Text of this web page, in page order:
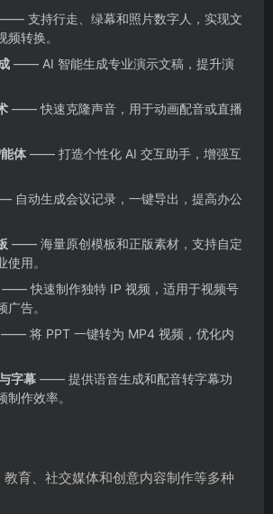
—— 支持行走、绿幕和照片数字人，实现文
频转换。
—— AI 智能生成专业演示文稿，提升演
—— 快速克隆声音，用于动画配音或直播
体—— 打造个性化 AI 交互助手，增强互
自动生成会议记录，一键导出，提高办公
—— 海量原创模板和正版素材，支持自定
使用。
—— 快速制作独特 IP 视频，适用于视频号
广告。
—— 将 PPT 一键转为 MP4 视频，优化内
字幕 —— 提供语音生成和配音转字幕功
制作效率。
育、社交媒体和创意内容制作等多种